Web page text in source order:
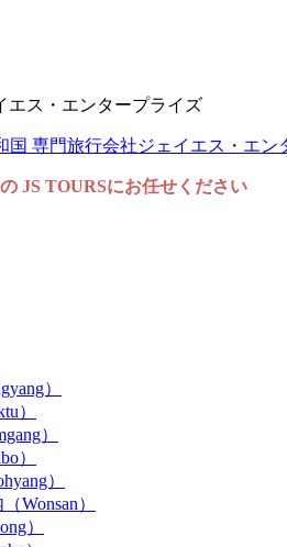
エス・エンタープライズ
JS TOURSにお任せください
）
）
）
）
）
Wonsan）
）